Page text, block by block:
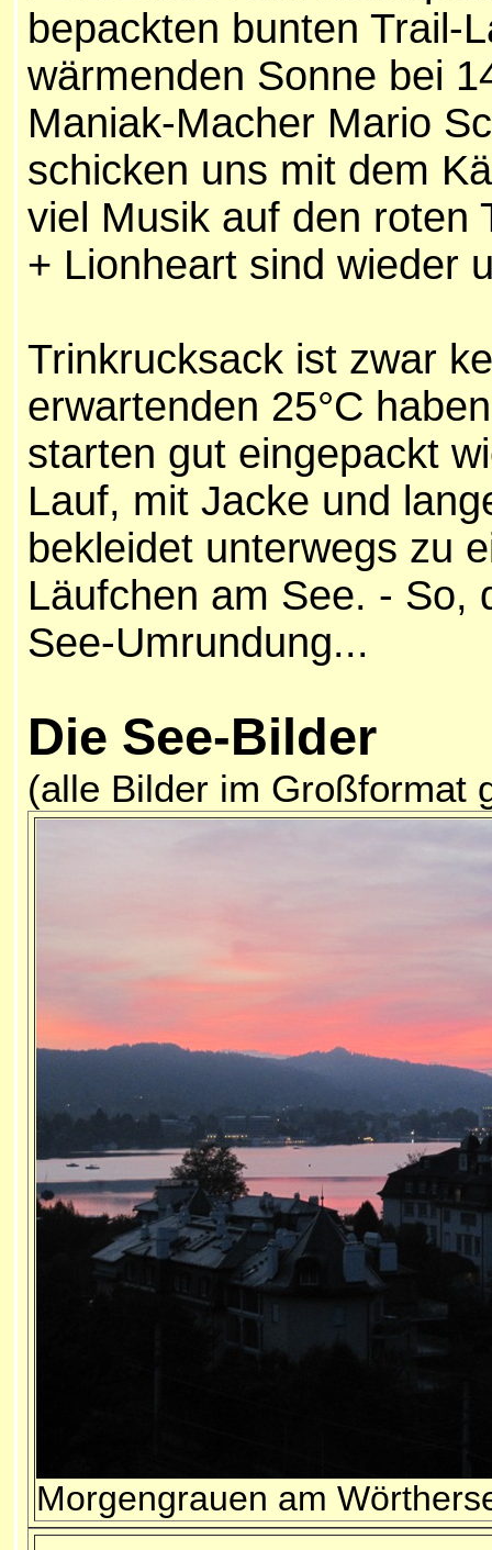
bepackten bunten Trail-
wärmenden Sonne bei
Maniak-Macher Mario
schicken uns mit dem
viel Musik auf den roten
+ Lionheart sind wieder
Trinkrucksack ist zwar
erwartenden 25°C
starten gut eingepackt
Lauf, mit Jacke und
bekleidet unterwegs zu
Läufchen am See. - So,
See-Umrundung...
Die See-Bilder
(alle Bilder im Großformat
Morgengrauen am